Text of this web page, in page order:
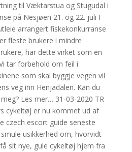
til Væktarstua og Stugudal i
på Nesjøen 21. og 22. juli I
arrangert fiskekonkurranse
fleste brukere i mindre
har dette virket som en
tar forbehold om feil i
som skal byggje vegen vil
veg inn Henjadalen. Kan du
Les mer… 31-03-2020 TR
cykeltøj er nu kommet ud af
czech escort guide seneste
usikkerhed om, hvorvidt
sit nye, gule cykeltøj hjem fra